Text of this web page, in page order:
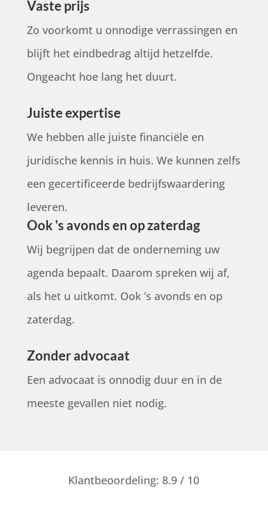
Vaste prijs
Zo voorkomt u onnodige verrassingen en
blijft het eindbedrag altijd hetzelfde.
Ongeacht hoe lang het duurt.
Juiste expertise
We hebben alle juiste financiële en
juridische kennis in huis. We kunnen zelfs
een gecertificeerde bedrijfswaardering
leveren.
Ook 's avonds en op zaterdag
Wij begrijpen dat de onderneming uw
agenda bepaalt. Daarom spreken wij af,
als het u uitkomt. Ook ’s avonds en op
zaterdag.
Zonder advocaat
Een advocaat is onnodig duur en in de
meeste gevallen niet nodig.
Klantbeoordeling: 8.9 / 10